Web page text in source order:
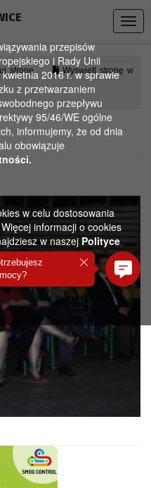
przepisów
i Rady Unii
2016 r. w sprawie
z przetwarzaniem
przepływu
95/46/WE ogólne
informujemy, że od dnia
obowiązuje
w celu dostosowania
informacji o cookies
w naszej Polityce
stronę Wyświetl stronę w